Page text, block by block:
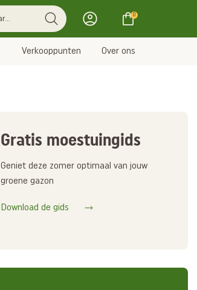
0
Verkooppunten Over ons
Gratis moestuingids
Geniet deze zomer optimaal van jouw
groene gazon
Download de gids